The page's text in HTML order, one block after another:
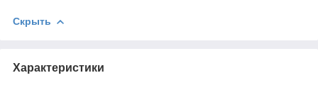
Скрыть
Характеристики